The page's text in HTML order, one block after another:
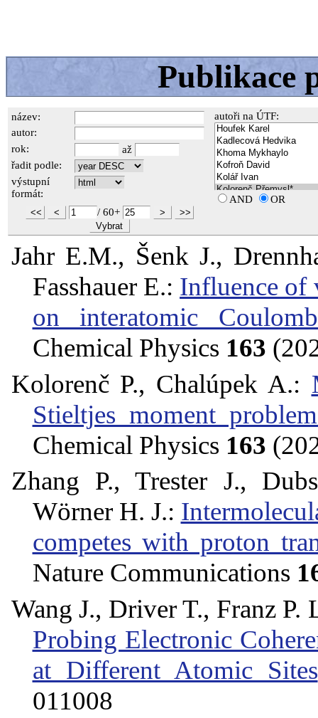
Publikace
název: autoři na ÚTF:
AND OR
autor:
rok:
až
řadit podle:
výstupní
formát:
<< < / 60+ >
>>
Vybrat
Jahr E.M., Šenk J.,
Fasshauer E.: Influence of
on interatomic
Chemical Physics 163
Kolorenč P., Chalúpek A.:
Stieltjes moment
Chemical Physics 163
Zhang P., Trester J.,
Wörner H. J.:
competes with proton
Nature Communications
Wang J., Driver T., Franz P.
Probing Electronic
at Different Atomic Sites
011008